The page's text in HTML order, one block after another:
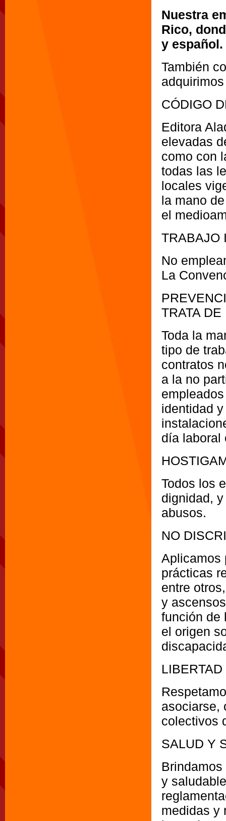
Nuestra
Rico,
y español.
También
CÓDIGO
Editora
elevadas
como con
todas las
locales
la mano
el
TRABAJO
No
La
TRATA
Toda la
tipo de
contratos
a la no
identidad
día laboral
Todos los
dignidad,
abusos.
NO
Aplicamos
prácticas
entre
y
función de
el origen
asociarse,
colectivos
SALUD Y
y
medidas y